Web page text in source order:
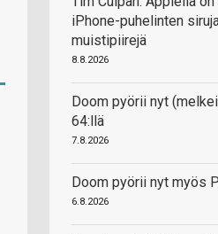
iPhone-puhelinten
muistipiirejä
8.8.2026
Doom pyörii nyt
64:llä
7.8.2026
Doom pyörii nyt myös
6.8.2026